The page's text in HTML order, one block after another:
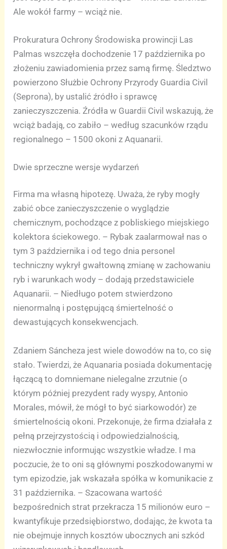
Ale wokół farmy – wciąż nie.
Prokuratura Ochrony Środowiska prowincji Las
Palmas wszczęła dochodzenie 17 października po
złożeniu zawiadomienia przez samą firmę. Śledztwo
powierzono Służbie Ochrony Przyrody Guardia Civil
(Seprona), by ustalić źródło i sprawcę
zanieczyszczenia. Źródła w Guardii Civil wskazują, że
wciąż badają, co zabiło – według szacunków rządu
regionalnego – 1500 okoni z Aquanarii.
Dwie sprzeczne wersje wydarzeń
Firma ma własną hipotezę. Uważa, że ryby mogły
zabić obce zanieczyszczenie o wyglądzie
chemicznym, pochodzące z pobliskiego miejskiego
kolektora ściekowego. – Rybak zaalarmował nas o
tym 3 października i od tego dnia personel
techniczny wykrył gwałtowną zmianę w zachowaniu
ryb i warunkach wody – dodają przedstawiciele
Aquanarii. – Niedługo potem stwierdzono
nienormalną i postępującą śmiertelność o
dewastujących konsekwencjach.
Zdaniem Sáncheza jest wiele dowodów na to, co się
stało. Twierdzi, że Aquanaria posiada dokumentację
łączącą to domniemane nielegalne zrzutnie (o
którym później prezydent rady wyspy, Antonio
Morales, mówił, że mógł to być siarkowodór) ze
śmiertelnością okoni. Przekonuje, że firma działała z
pełną przejrzystością i odpowiedzialnością,
niezwłocznie informując wszystkie władze. I ma
poczucie, że to oni są głównymi poszkodowanymi w
tym epizodzie, jak wskazała spółka w komunikacie z
31 października. – Szacowana wartość
bezpośrednich strat przekracza 15 milionów euro –
kwantyfikuje przedsiębiorstwo, dodając, że kwota ta
nie obejmuje innych kosztów ubocznych ani szkód